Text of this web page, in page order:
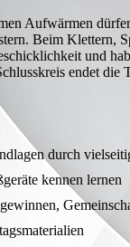
Aufwärmen
Beim Klettern,
und
endet die
durch
kennen lernen